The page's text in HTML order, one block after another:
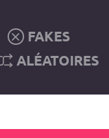
FAKES
ALÉATOIRES